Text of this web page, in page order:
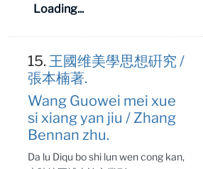
Loading...
15.王國维美學思想硏究 /
張本楠著.
Wang Guowei mei xue
si xiang yan jiu / Zhang
Bennan zhu.
Da lu Diqu bo shi lun wen cong kan,